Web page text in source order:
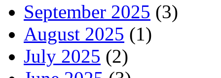
September 2025 (3)
August 2025 (1)
July 2025 (2)